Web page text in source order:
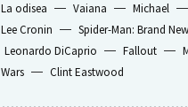
La odisea Vaiana Michael
Lee Cronin
Spider-Man: Brand
Leonardo DiCaprio
Fallout
Wars
Clint Eastwood